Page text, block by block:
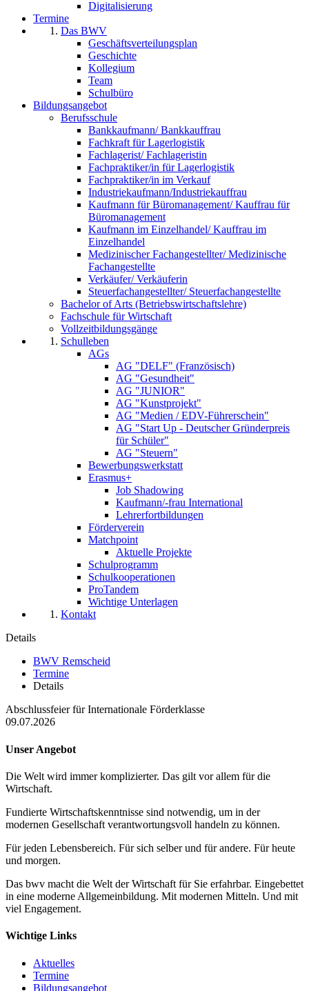
Digitalisierung
Termine
Das BWV
Geschäftsverteilungsplan
Geschichte
Kollegium
Team
Schulbüro
Bildungsangebot
Berufsschule
Bankkaufmann/ Bankkauffrau
Fachkraft für Lagerlogistik
Fachlagerist/ Fachlageristin
Fachpraktiker/in für Lagerlogistik
Fachpraktiker/in im Verkauf
Industriekaufmann/Industriekauffrau
Kaufmann für Büromanagement/ Kauffrau für
Büromanagement
Kaufmann im Einzelhandel/ Kauffrau im
Einzelhandel
Medizinischer Fachangestellter/ Medizinische
Fachangestellte
Verkäufer/ Verkäuferin
Steuerfachangestellter/ Steuerfachangestellte
Bachelor of Arts (Betriebswirtschaftslehre)
Fachschule für Wirtschaft
Vollzeitbildungsgänge
Schulleben
AGs
AG "DELF" (Französisch)
AG "Gesundheit"
AG "JUNIOR"
AG "Kunstprojekt"
AG "Medien / EDV-Führerschein"
AG "Start Up - Deutscher Gründerpreis
für Schüler"
AG "Steuern"
Bewerbungswerkstatt
Erasmus+
Job Shadowing
Kaufmann/-frau International
Lehrerfortbildungen
Förderverein
Matchpoint
Aktuelle Projekte
Schulprogramm
Schulkooperationen
ProTandem
Wichtige Unterlagen
Kontakt
Details
BWV Remscheid
Termine
Details
Abschlussfeier für Internationale Förderklasse
09.07.2026
Unser Angebot
Die Welt wird immer komplizierter. Das gilt vor allem für die
Wirtschaft.
Fundierte Wirtschaftskenntnisse sind notwendig, um in der
modernen Gesellschaft verantwortungsvoll handeln zu können.
Für jeden Lebensbereich. Für sich selber und für andere. Für heute
und morgen.
Das bwv macht die Welt der Wirtschaft für Sie erfahrbar. Eingebettet
in eine moderne Allgemeinbildung. Mit modernen Mitteln. Und mit
viel Engagement.
Wichtige Links
Aktuelles
Termine
Bildungsangebot